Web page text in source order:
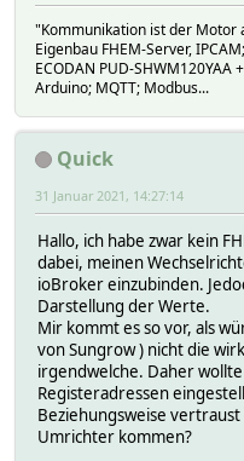
attr SH10rt_Fast dev-
attr SH10rt_Fast dev-
attr SH10rt_Fast dev-
attr SH10rt_Fast dev-
attr SH10rt_Fast dev-
attr SH10rt_Fast dev-
attr SH10rt_Fast obj-
attr SH10rt_Fast obj-
attr SH10rt_Fast obj-
attr SH10rt_Fast obj-
attr SH10rt_Fast obj-
attr SH10rt_Fast obj-
attr SH10rt_Fast obj-
attr SH10rt_Fast obj-
attr SH10rt_Fast obj-
attr SH10rt_Fast obj-
attr SH10rt_Fast obj-
attr SH10rt_Fast obj-
"Kommunikation ist der Motor
Eigenbau FHEM-Server,
ECODAN PUD-
Arduino; MQTT; Modbus...
Quick
31 Januar 2021, 14:27:14
Hallo, ich habe zwar kein
dabei, meinen
ioBroker einzubinden.
Darstellung der Werte.
Mir kommt es so vor, als
von Sungrow ) nicht die
irgendwelche. Daher
Registeradressen
Beziehungsweise
Umrichter kommen?